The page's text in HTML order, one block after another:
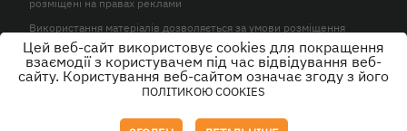
розміщені на правах реклами
Використання матеріалів дозволяється за умови розміщення
активного гіперпосилання на KP.UA в першому абзаці.
© ТОВ «ЮЛАВ МЕДІА» 2026. Всі права захищені.
Цей веб-сайт використовує cookies для покращення
взаємодії з користувачем під час відвідування веб-
сайту. Користування веб-сайтом означає згоду з його
ПОЛІТИКОЮ COOKIES